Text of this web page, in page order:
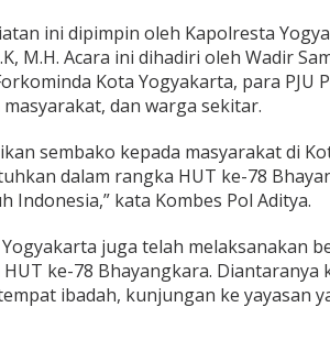
ini dipimpin oleh Kapolresta
M.H. Acara ini dihadiri oleh Wadir
Kota Yogyakarta, para PJU
dan warga sekitar.
sembako kepada masyarakat di
dalam rangka HUT ke-78
Indonesia,” kata Kombes Pol Aditya.
juga telah melaksanakan
ke-78 Bhayangkara. Diantaranya
ibadah, kunjungan ke yayasan